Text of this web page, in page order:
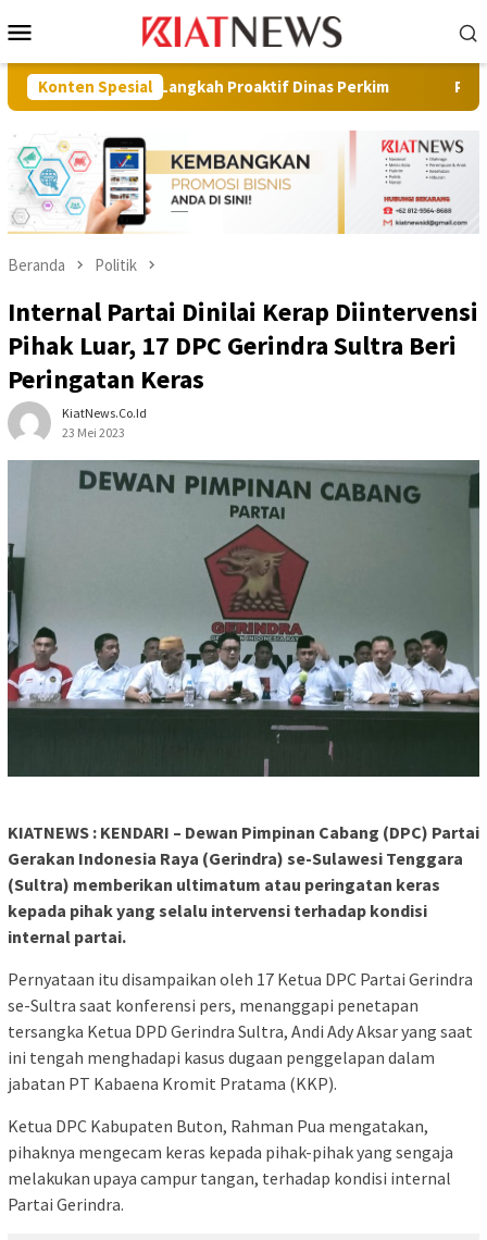
ke
Mobile
Konten Spesial
Langkah Proaktif Dinas Perkim Pilot Project,
Beranda Politik
Internal Partai Dinilai Kerap Diintervensi
Pihak Luar, 17 DPC Gerindra Sultra Beri
Peringatan Keras
KiatNews.co.id
23 Mei 2023
KIATNEWS : KENDARI – Dewan Pimpinan Cabang (DPC) Partai
Gerakan Indonesia Raya (Gerindra) se-Sulawesi Tenggara
(Sultra) memberikan ultimatum atau peringatan keras
kepada pihak yang selalu intervensi terhadap kondisi
internal partai.
Pernyataan itu disampaikan oleh 17 Ketua DPC Partai Gerindra
se-Sultra saat konferensi pers, menanggapi penetapan
tersangka Ketua DPD Gerindra Sultra, Andi Ady Aksar yang saat
ini tengah menghadapi kasus dugaan penggelapan dalam
jabatan PT Kabaena Kromit Pratama (KKP).
Ketua DPC Kabupaten Buton, Rahman Pua mengatakan,
pihaknya mengecam keras kepada pihak-pihak yang sengaja
melakukan upaya campur tangan, terhadap kondisi internal
Partai Gerindra.